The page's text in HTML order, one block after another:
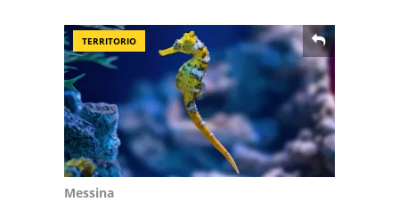
TERRITORIO
Messina